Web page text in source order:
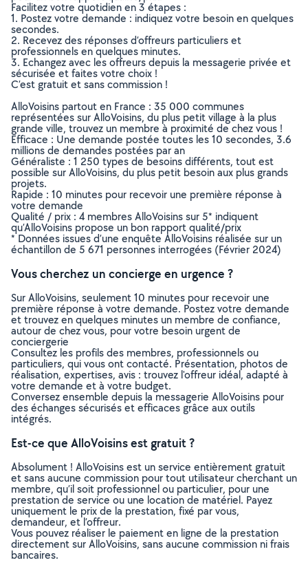
Facilitez votre quotidien en 3 étapes :
1. Postez votre demande : indiquez votre besoin en quelques
secondes.
2. Recevez des réponses d’offreurs particuliers et
professionnels en quelques minutes.
3. Echangez avec les offreurs depuis la messagerie privée et
sécurisée et faites votre choix !
C’est gratuit et sans commission !
AlloVoisins partout en France : 35 000 communes
représentées sur AlloVoisins, du plus petit village à la plus
grande ville, trouvez un membre à proximité de chez vous !
Efficace : Une demande postée toutes les 10 secondes, 3.6
millions de demandes postées par an
Généraliste : 1 250 types de besoins différents, tout est
possible sur AlloVoisins, du plus petit besoin aux plus grands
projets.
Rapide : 10 minutes pour recevoir une première réponse à
votre demande
Qualité / prix : 4 membres AlloVoisins sur 5* indiquent
qu’AlloVoisins propose un bon rapport qualité/prix
* Données issues d’une enquête AlloVoisins réalisée sur un
échantillon de 5 671 personnes interrogées (Février 2024)
Vous cherchez un concierge en urgence ?
Sur AlloVoisins, seulement 10 minutes pour recevoir une
première réponse à votre demande. Postez votre demande
et trouvez en quelques minutes un membre de confiance,
autour de chez vous, pour votre besoin urgent de
conciergerie
Consultez les profils des membres, professionnels ou
particuliers, qui vous ont contacté. Présentation, photos de
réalisation, expertises, avis : trouvez l'offreur idéal, adapté à
votre demande et à votre budget.
Conversez ensemble depuis la messagerie AlloVoisins pour
des échanges sécurisés et efficaces grâce aux outils
intégrés.
Est-ce que AlloVoisins est gratuit ?
Absolument ! AlloVoisins est un service entièrement gratuit
et sans aucune commission pour tout utilisateur cherchant un
membre, qu’il soit professionnel ou particulier, pour une
prestation de service ou une location de matériel. Payez
uniquement le prix de la prestation, fixé par vous,
demandeur, et l’offreur.
Vous pouvez réaliser le paiement en ligne de la prestation
directement sur AlloVoisins, sans aucune commission ni frais
bancaires.